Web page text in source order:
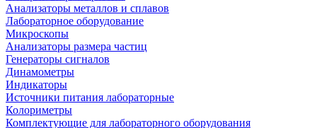
Анализаторы металлов и сплавов
Лабораторное оборудование
Микроскопы
Анализаторы размера частиц
Генераторы сигналов
Динамометры
Индикаторы
Источники питания лабораторные
Колориметры
Комплектующие для лабораторного оборудования